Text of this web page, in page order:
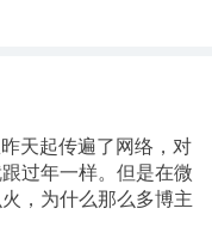
天起传遍了网络，对
过年一样。但是在微
，为什么那么多博主